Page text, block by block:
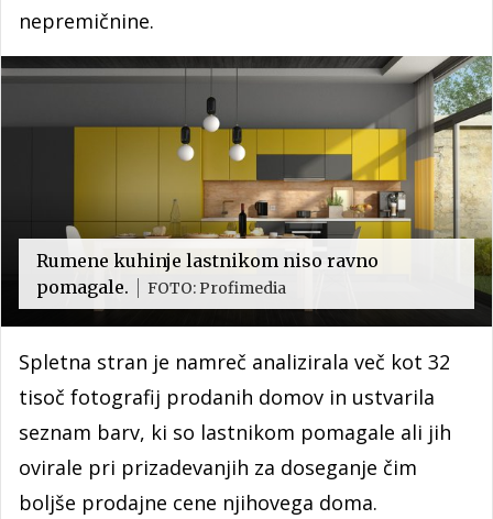
nepremičnine.
Rumene kuhinje lastnikom niso ravno
pomagale.
FOTO: Profimedia
Spletna stran je namreč analizirala več kot 32
tisoč fotografij prodanih domov in ustvarila
seznam barv, ki so lastnikom pomagale ali jih
ovirale pri prizadevanjih za doseganje čim
boljše prodajne cene njihovega doma.